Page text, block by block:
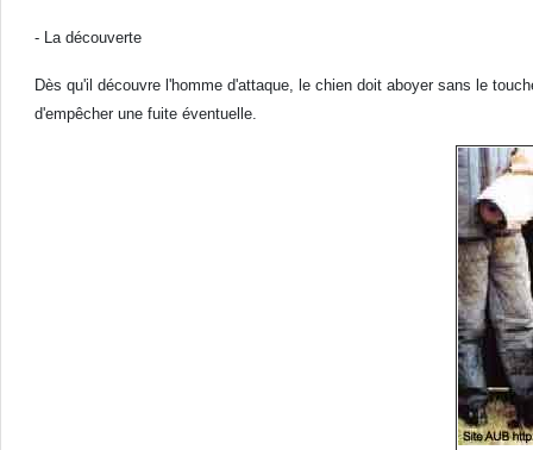
- La découverte
Dès qu'il découvre l'homme d'attaque, le chien doit aboyer sans le
d'empêcher une fuite éventuelle.